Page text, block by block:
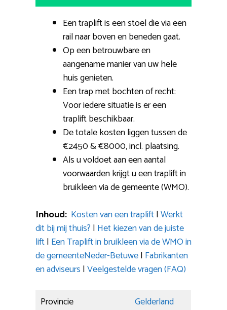
Een traplift is een stoel die via een
rail naar boven en beneden gaat.
Op een betrouwbare en
aangename manier van uw hele
huis genieten.
Een trap met bochten of recht:
Voor iedere situatie is er een
traplift beschikbaar.
De totale kosten liggen tussen de
€2450 & €8000, incl. plaatsing.
Als u voldoet aan een aantal
voorwaarden krijgt u een traplift in
bruikleen via de gemeente (WMO).
Inhoud: Kosten van een traplift|Werkt
dit bij mij thuis? | Het kiezen van de juiste
lift| Een Traplift in bruikleen via de WMO in
de gemeenteNeder-Betuwe| Fabrikanten
en adviseurs |Veelgestelde vragen (FAQ)
Provincie
Gelderland